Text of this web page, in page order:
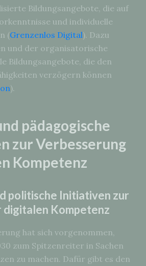
Bildungsangebote, die auf
und individuelle
(Grenzenlos Digital). Dazu
und der organisatorische
Bildungsangebote, die den
verzögern können
).
pädagogische
zur Verbesserung
Kompetenz
politische Initiativen zur
digitalen Kompetenz
hat sich vorgenommen,
zum Spitzenreiter in Sachen
zu machen. Dafür gibt es den